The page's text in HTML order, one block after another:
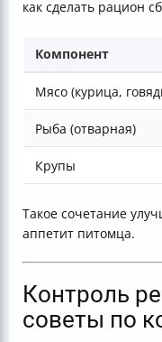
как сделать рацион
Компонент
Мясо (курица,
Рыба (отварная)
Крупы
Такое сочетание
аппетит питомца.
Контроль
советы по